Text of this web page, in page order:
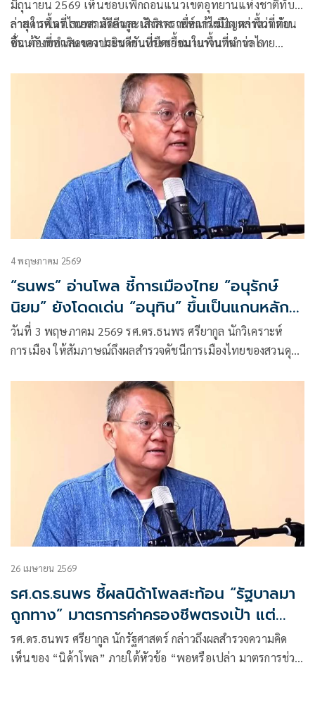
มิถุนายน 2569 เห็นชอบเพิกถอนแนวเขตอุทยานแห่งชาติทับ
ลานในพื้นที่ไทยสามัคคีและเสิงสาง เพื่อแก้ไขปัญหาพื้นที่ทับ
ซ้อนกับที่ทำกินของประชาชนที่ยืดเยื้อมายาวนานกว่า 6
ล่าสุด รศ.ดร.ธนพร ศรียากูล นักวิเคราะห์การเมือง กล่าวว่า ก่อน
อื่น ต้องขอแสดงความยินดีกับประชาชนในพื้นที่ตำบลไทย
4 พฤษภาคม 2569
“ธนพร” อ่านโพล ชี้การเมืองไทย “อนุรักษ์
นิยม” ยังโดดเด่น “อนุทิน” ขึ้นเป็นแกนหลัก
ส่วนแลนด์บริดจ์ เชื่อ ชาวใต้ ไม่ขวาง เป็น
โอกาสรัฐบาลเดินหน้า แต่ต้องให้ข้อมูลครบ
วันที่ 3 พฤษภาคม 2569 รศ.ดร.ธนพร ศรียากูล นักวิเคราะห์
การเมือง ให้สัมภาษณ์ถึงผลสำรวจดัชนีการเมืองไทยของสวนดุ
ประเด็นโครงการแลนด์บริดจ์ โดยมองว่าเป็นสัญญาณสะท้อน
ทิศทางการเมืองไทยที่น่าสนใจในหลายมิติ
26 เมษายน 2569
รศ.ดร.ธนพร ชี้ผลนิด้าโพลสะท้อน “รัฐบาลมา
ถูกทาง” มาตรการค่าครองชีพตรงเป้า แต่
ต้องเร่งเติมงบ–ดูแลกลุ่มเปราะบางเพิ่ม
รศ.ดร.ธนพร ศรียากูล นักรัฐศาสตร์ กล่าวถึงผลสำรวจความคิด
เห็นของ “นิด้าโพล” ภายใต้หัวข้อ “พอหรือเปล่า มาตรการช่วย